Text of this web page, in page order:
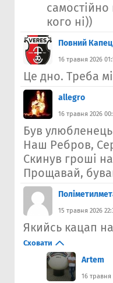
кого ні))
Повний
16 травня 2026
Це дно. Треба
allegro
16 травня 2026
Був
Наш Ребров,
Скинув гроші
Прощавай,
15 травня 2026
Якийсь кацап
Сховати
Artem
16 травня